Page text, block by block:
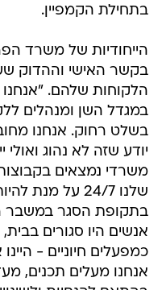
בתחילת הקמפיין.
הייחודיות של משרד
בקשר האישי וההדוק
הלקוחות שלהם. "אנחנו
במגדל השן ומנהלים
בשלט רחוק. אנחנו
יודע שזה לא נהוג
משרדי נמצאים
שלנו 24/7 על
בתקופת הסגר במשבר
אנשים היו סגורים
אנחנו מעלים תכנים,